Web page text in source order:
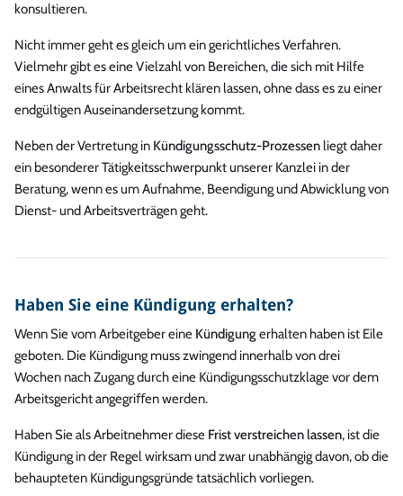
konsultieren.
Nicht immer geht es gleich um ein gerichtliches Verfahren.
Vielmehr gibt es eine Vielzahl von Bereichen, die sich mit Hilfe
eines Anwalts für Arbeitsrecht klären lassen, ohne dass es zu einer
endgültigen Auseinandersetzung kommt.
Neben der Vertretung in Kündigungsschutz-Prozessen liegt daher
ein besonderer Tätigkeitsschwerpunkt unserer Kanzlei in der
Beratung, wenn es um Aufnahme, Beendigung und Abwicklung von
Dienst- und Arbeitsverträgen geht.
Haben Sie eine Kündigung erhalten?
Wenn Sie vom Arbeitgeber eine Kündigungerhalten haben ist Eile
geboten. Die Kündigung muss zwingend innerhalb von drei
Wochen nach Zugang durch eine Kündigungsschutzklage vor dem
Arbeitsgericht angegriﬀen werden.
Haben Sie als Arbeitnehmer diese Frist verstreichen lassen, ist die
Kündigung in der Regel wirksam und zwar unabhängig davon, ob die
behaupteten Kündigungsgründe tatsächlich vorliegen.